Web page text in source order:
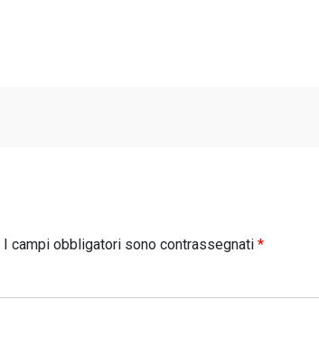
I campi obbligatori sono contrassegnati *